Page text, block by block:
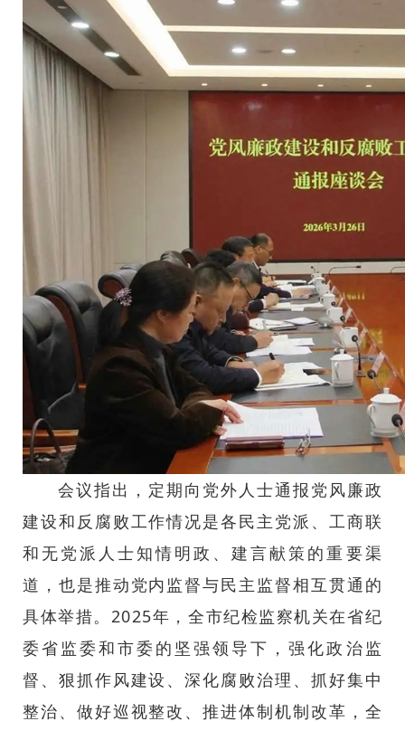
会议指出，定期向党外人士通报党风廉政
建设和反腐败工作情况是各民主党派、工商联
和无党派人士知情明政、建言献策的重要渠
道，也是推动党内监督与民主监督相互贯通的
具体举措。2025年，全市纪检监察机关在省纪
委省监委和市委的坚强领导下，强化政治监
督、狠抓作风建设、深化腐败治理、抓好集中
整治、做好巡视整改、推进体制机制改革，全